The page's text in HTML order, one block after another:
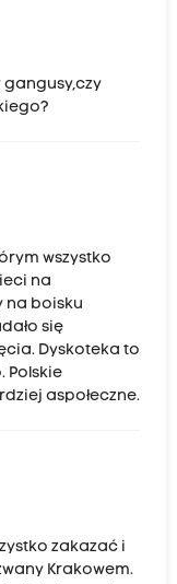
gangusy,czy
wszystko
na
na boisku
się
Dyskoteka to
Polskie
aspołeczne.
zakazać i
Krakowem.